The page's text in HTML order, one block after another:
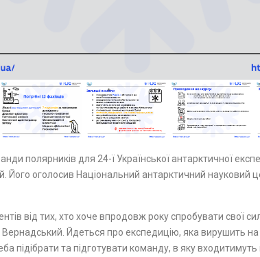
полярників для 24-ї Української антарктичної
Його оголосив Національний антарктичний науковий
від тих, хто хоче впродовж року спробувати свої
Вернадський. Йдеться про експедицію, яка вирушить
підібрати та підготувати команду, в яку входитимуть